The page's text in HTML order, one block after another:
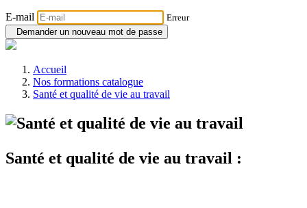
E-mail
Erreur
Demander un nouveau mot de passe
Accueil
Nos formations catalogue
Santé et qualité de vie au travail
Santé et qualité de vie au travail :